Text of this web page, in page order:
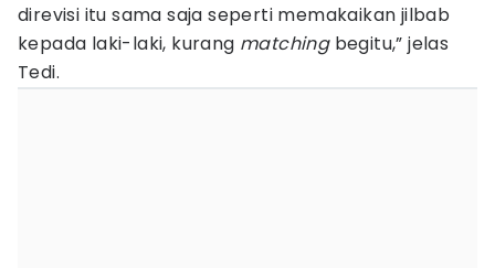
direvisi itu sama saja seperti memakaikan jilbab
kepada laki-laki, kurang matching begitu,” jelas
Tedi.